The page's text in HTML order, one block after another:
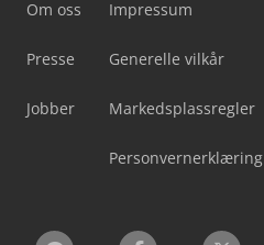
Om oss
Presse
Jobber
Impressum
Generelle vilkår
Markedsplassregler
Personvernerklæring